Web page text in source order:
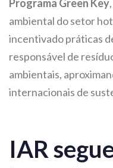
Programa Green Key
ambiental do setor
incentivado práticas
responsável de
ambientais,
internacionais de
IAR